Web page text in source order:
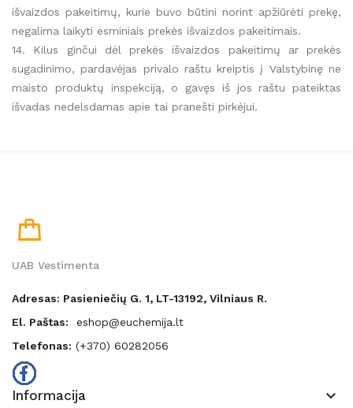
išvaizdos pakeitimų, kurie buvo būtini norint apžiūrėti prekę,
negalima laikyti esminiais prekės išvaizdos pakeitimais.
14. Kilus ginčui dėl prekės išvaizdos pakeitimų ar prekės
sugadinimo, pardavėjas privalo raštu kreiptis į Valstybinę ne
maisto produktų inspekciją, o gavęs iš jos raštu pateiktas
išvadas nedelsdamas apie tai pranešti pirkėjui.
UAB Vestimenta
Adresas: Pasieniečių G. 1, LT-13192, Vilniaus R.
El. Paštas:
eshop@euchemija.lt
Telefonas: (+370) 60282056
Informacija keyboard_arrow_down